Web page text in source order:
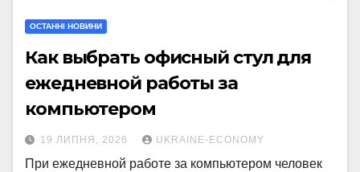
ОСТАННІ НОВИНИ
Как выбрать офисный стул для
ежедневной работы за
компьютером
19 ЛИПНЯ, 2026 UKRAINE-ECONOMY
При ежедневной работе за компьютером человек